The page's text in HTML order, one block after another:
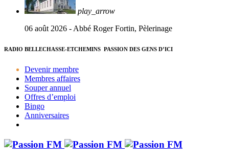
play_arrow
06 août 2026 - Abbé Roger Fortin, Pèlerinage
RADIO BELLECHASSE-ETCHEMINS PASSION DES GENS D’ICI
Devenir membre
Membres affaires
Souper annuel
Offres d’emploi
Bingo
Anniversaires